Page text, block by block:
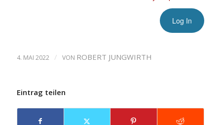
4. MAI 2022 / VON ROBERT JUNGWIRTH
Eintrag teilen